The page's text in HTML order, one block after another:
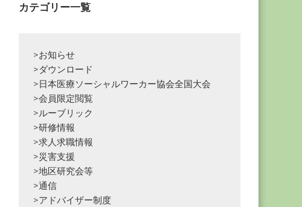
カテゴリー一覧
>お知らせ
>ダウンロード
>日本医療ソーシャルワーカー協会全国大会
>会員限定閲覧
>ルーブリック
>研修情報
>求人求職情報
>災害支援
>地区研究会等
>通信
>アドバイザー制度